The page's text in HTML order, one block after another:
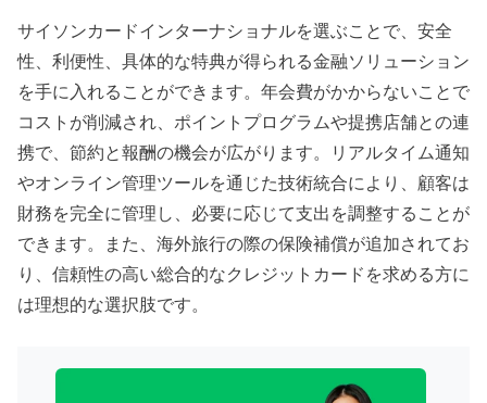
サイソンカードインターナショナルを選ぶことで、安全
性、利便性、具体的な特典が得られる金融ソリューション
を手に入れることができます。年会費がかからないことで
コストが削減され、ポイントプログラムや提携店舗との連
携で、節約と報酬の機会が広がります。リアルタイム通知
やオンライン管理ツールを通じた技術統合により、顧客は
財務を完全に管理し、必要に応じて支出を調整することが
できます。また、海外旅行の際の保険補償が追加されてお
り、信頼性の高い総合的なクレジットカードを求める方に
は理想的な選択肢です。